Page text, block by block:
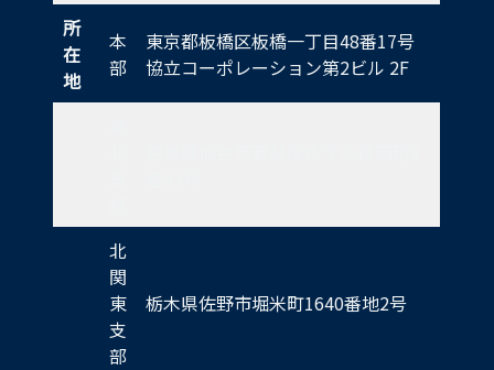
所
在
地
本
部
東京都板橋区板橋一丁目48番17号
協立コーポレーション第2ビル 2F
北
関
東
支
部
栃木県佐野市堀米町1640番地2号